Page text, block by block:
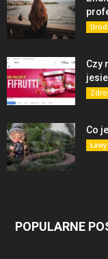
Czy
Co
POPULARNE